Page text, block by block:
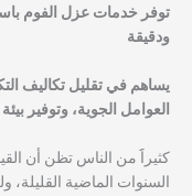
توفر خدمات عزل الفوم
ودقيقة
يساهم في تقليل تكاليف
العوامل الجوية، وتوفير
كثيراََ من الناس تظن أن
السنوات الماضية